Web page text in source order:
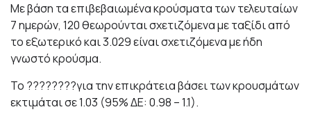
Με βάση τα επιβεβαιωμένα κρούσματα των τελευταίων
7 ημερών, 120 θεωρούνται σχετιζόμενα με ταξίδι από
το εξωτερικό και 3.029 είναι σχετιζόμενα με ήδη
γνωστό κρούσμα.
To ????????για την επικράτεια βάσει των κρουσμάτων
εκτιμάται σε 1.03 (95% ΔΕ: 0.98 – 1.1).